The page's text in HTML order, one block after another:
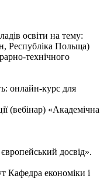
освіти на тему:
Республіка Польща)
технічного
онлайн-курс для
(вебінар) «Академічна
досвід».
Кафедра економіки і